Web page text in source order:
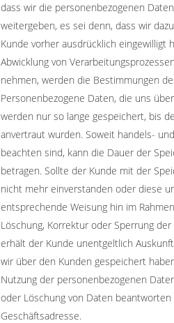
dass wir die personenbezogenen
weitergeben, es sei denn, dass wir
Kunde vorher ausdrücklich eingewilligt
Abwicklung von
nehmen, werden die Bestimmungen
Personenbezogene Daten, die uns
werden nur so lange gespeichert, bis
anvertraut wurden. Soweit handels-
beachten sind, kann die Dauer der
betragen. Sollte der Kunde mit der
nicht mehr einverstanden oder diese
entsprechende Weisung hin im
Löschung, Korrektur oder Sperrung
erhält der Kunde unentgeltlich
wir über den Kunden gespeichert
Nutzung der personenbezogenen
oder Löschung von Daten
Geschäftsadresse.